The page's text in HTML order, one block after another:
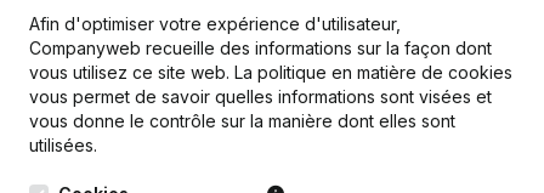
Afin d'optimiser votre expérience d'utilisateur,
Companyweb recueille des informations sur la façon dont
vous utilisez ce site web. La politique en matière de cookies
vous permet de savoir quelles informations sont visées et
vous donne le contrôle sur la manière dont elles sont
utilisées.
Français
Kantorenpark Everest
248D,
Monitoring
Recherche internationale